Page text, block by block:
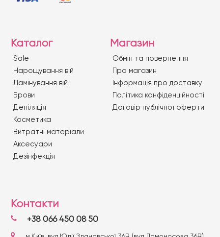
Каталог
Sale
Нарощування вій
Ламінування вій
Брови
Депіляція
Косметика
Витратні матеріали
Аксесуари
Дезінфекція
Магазин
Обмін та повернення
Про магазин
Iнформація про доставку
Політика конфіденційності
Договір публічної оферти
Контакти
+38 066 450 08 50